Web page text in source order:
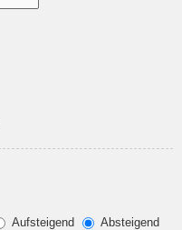
Aufsteigend
Absteigend